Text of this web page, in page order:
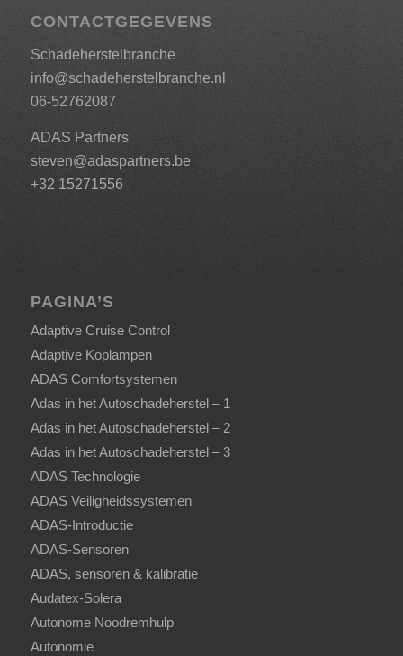
CONTACTGEGEVENS
Schadeherstelbranche
info@schadeherstelbranche.nl
06-52762087
ADAS Partners
steven@adaspartners.be
+32 15271556
PAGINA’S
Adaptive Cruise Control
Adaptive Koplampen
ADAS Comfortsystemen
Adas in het Autoschadeherstel – 1
Adas in het Autoschadeherstel – 2
Adas in het Autoschadeherstel – 3
ADAS Technologie
ADAS Veiligheidssystemen
ADAS-Introductie
ADAS-Sensoren
ADAS, sensoren & kalibratie
Audatex-Solera
Autonome Noodremhulp
Autonomie